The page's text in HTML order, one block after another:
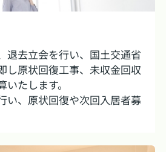
退去立会を行い、国土交通省
し原状回復工事、未収金回収
たします。
い、原状回復や次回入居者募